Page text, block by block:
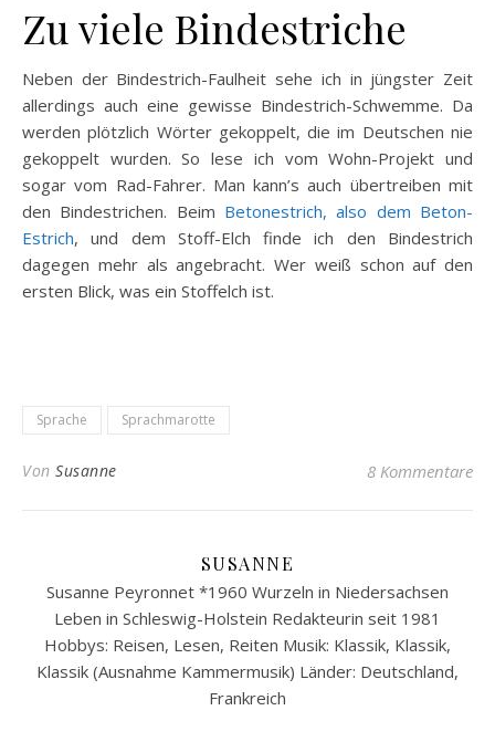
Zu viele Bindestriche
Neben der Bindestrich-Faulheit sehe ich in jüngster Zeit
allerdings auch eine gewisse Bindestrich-Schwemme. Da
werden plötzlich Wörter gekoppelt, die im Deutschen nie
gekoppelt wurden. So lese ich vom Wohn-Projekt und
sogar vom Rad-Fahrer. Man kann’s auch übertreiben mit
den Bindestrichen. Beim Betonestrich, also dem Beton-
Estrich, und dem Stoff-Elch finde ich den Bindestrich
dagegen mehr als angebracht. Wer weiß schon auf den
ersten Blick, was ein Stoffelch ist.
Sprache Sprachmarotte
Von Susanne 8 Kommentare
SUSANNE
Susanne Peyronnet *1960 Wurzeln in Niedersachsen
Leben in Schleswig-Holstein Redakteurin seit 1981
Hobbys: Reisen, Lesen, Reiten Musik: Klassik, Klassik,
Klassik (Ausnahme Kammermusik) Länder: Deutschland,
Frankreich